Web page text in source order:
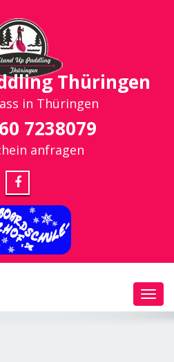
Thüringen
in Thüringen
7238079
anfragen